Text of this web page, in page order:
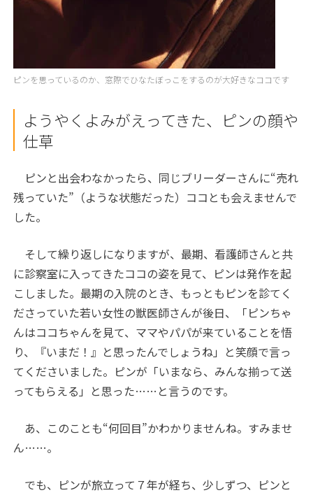
ピンを思っているのか、窓際でひなたぼっこをするのが大好きなココです
ようやくよみがえってきた、ピンの顔や
仕草
ピンと出会わなかったら、同じブリーダーさんに“売れ
残っていた”（ような状態だった）ココとも会えませんで
した。
そして繰り返しになりますが、最期、看護師さんと共
に診察室に入ってきたココの姿を見て、ピンは発作を起
こしました。最期の入院のとき、もっともピンを診てく
ださっていた若い女性の獣医師さんが後日、「ピンちゃ
んはココちゃんを見て、ママやパパが来ていることを悟
り、『いまだ！』と思ったんでしょうね」と笑顔で言っ
てくださいました。ピンが「いまなら、みんな揃って送
ってもらえる」と思った……と言うのです。
あ、このことも“何回目”かわかりませんね。すみませ
ん……。
でも、ピンが旅立って７年が経ち、少しずつ、ピンと